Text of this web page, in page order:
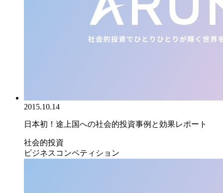
2015.10.14
日本初！途上国への社会的投資事例と効果レポート
社会的投資
ビジネスコンペティション